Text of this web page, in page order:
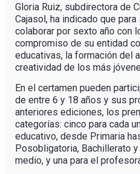
Gloria Ruiz, subdirectora de
Cajasol, ha indicado que
colaborar por sexto año con
compromiso de su entidad
educativas, la formación del
creatividad de los más
En el certamen pueden
de entre 6 y 18 años y sus
anteriores ediciones, los
categorías: cinco para cada
educativo, desde Primaria
Posobligatoria, Bachillerato
medio, y una para el